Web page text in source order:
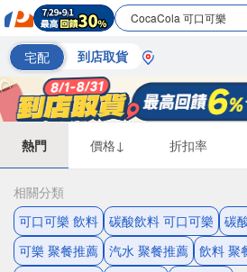
宅配 到店取貨
熱門 價格↓ 折扣率
相關分類
可口可樂 飲料 碳酸飲料 可口可樂
碳
可樂 聚餐推薦 汽水 聚餐推薦 飲料 聚